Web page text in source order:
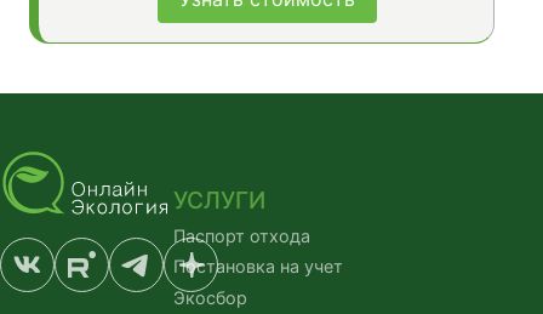
УСЛУГИ
Паспорт отхода
Постановка на учет
Экосбор